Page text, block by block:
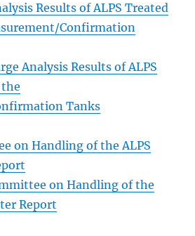
Results of ALPS Treated
Confirmation
Analysis Results of ALPS
Tanks
on Handling of the ALPS
on Handling of the
Report